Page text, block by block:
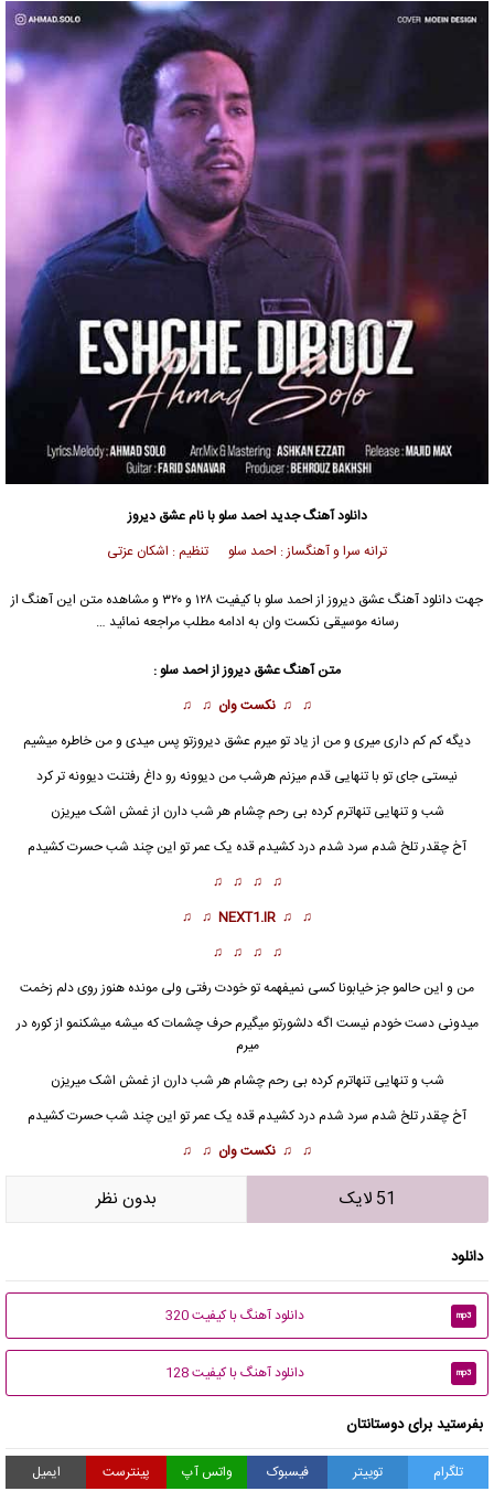
دانلود آهنگ جدیداحمد سلو با نام عشق دیروز
ترانه سرا و آهنگساز : احمد سلو تنظیم : اشکان عزتی
جهت دانلود آهنگ عشق دیروز از احمد سلو با کیفیت ۱۲۸ و ۳۲۰ و مشاهده متن این آهنگ از
رسانه موسیقی نکست وان به ادامه مطلب مراجعه نمائید …
متن آهنگعشق دیروزاز احمد سلو :
♫ ♫ نکست وان ♫ ♫
دیگه کم کم داری میری و من از یاد تو میرمعشق دیروزتو پس میدی و من خاطره میشیم
نیستی جای تو با تنهایی قدم میزنم هرشب من دیوونه رو داغ رفتنت دیوونه تر کرد
شب و تنهایی تنهاترم کرده بی رحم چشام هر شب دارن از غمش اشک میریزن
آخ چقدر تلخ شدم سرد شدم درد کشیدم قده یک عمر تو این چند شب حسرت کشیدم
♫ ♫ ♫ ♫
♫ ♫
NEXT1.IR
♫ ♫
♫ ♫ ♫ ♫
من و این حالمو جز خیابونا کسی نمیفهمه تو خودت رفتی ولی مونده هنوز روی دلم زخمت
میدونی دست خودم نیست اگه دلشورتو میگیرم حرف چشمات که میشه میشکنمو از کوره در
میرم
شب و تنهایی تنهاترم کرده بی رحم چشام هر شب دارن از غمش اشک میریزن
آخ چقدر تلخ شدم سرد شدم درد کشیدم قده یک عمر تو این چند شب حسرت کشیدم
♫ ♫ نکست وان ♫ ♫
51 لایک بدون نظر
دانلود
mp3 دانلود آهنگ با کیفیت 320
mp3 دانلود آهنگ با کیفیت 128
بفرستید برای دوستانتان
تلگرام توییتر فیسبوک واتس آپ پینترست ایمیل